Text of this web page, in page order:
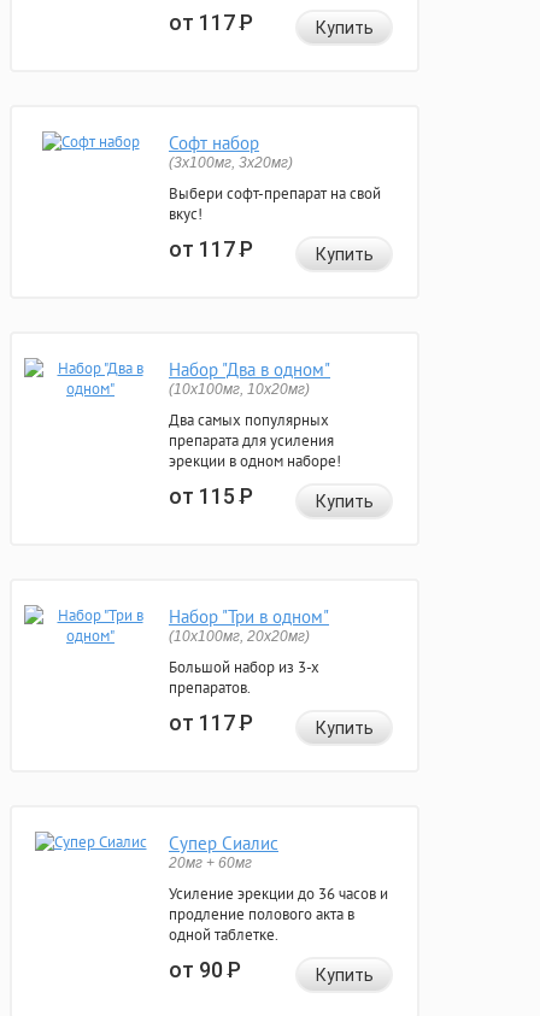
от 117Р Купить
Софт набор
(3x100мг, 3x20мг)
Выбери софт-препарат на свой
вкус!
от 117Р Купить
Набор "Два в одном"
(10x100мг, 10x20мг)
Два самых популярных
препарата для усиления
эрекции в одном наборе!
от 115Р Купить
Набор "Три в одном"
(10x100мг, 20x20мг)
Большой набор из 3-х
препаратов.
от 117Р Купить
Супер Сиалис
20мг + 60мг
Усиление эрекции до 36 часов и
продление полового акта в
одной таблетке.
от 90Р Купить